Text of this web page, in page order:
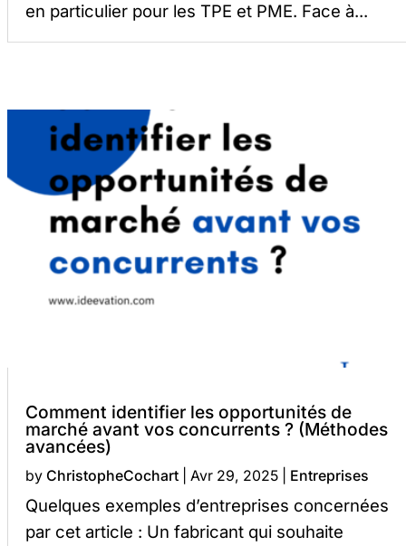
en particulier pour les TPE et PME. Face à...
Comment identifier les opportunités de
marché avant vos concurrents ? (Méthodes
avancées)
by ChristopheCochart Avr 29, 2025 Entreprises
Quelques exemples d’entreprises concernées
par cet article : Un fabricant qui souhaite